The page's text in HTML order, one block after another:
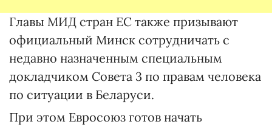
Главы МИД стран ЕС также призывают
официальный Минск сотрудничать с
недавно назначенным специальным
докладчиком Совета 3 по правам человека
по ситуации в Беларуси.
При этом Евросоюз готов начать